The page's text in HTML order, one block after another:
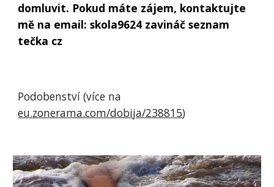
domluvit. Pokud máte zájem, kontaktujte
mě na email: skola9624 zavináč seznam
tečka cz
Podobenství (více na
eu.zonerama.com/dobija/238815)